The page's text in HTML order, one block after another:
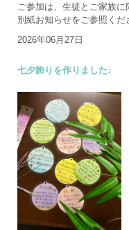
ご参加は、生徒とご家族に
別紙お知らせをご参照くだ
2026年06月27日
七夕飾りを作りました♪